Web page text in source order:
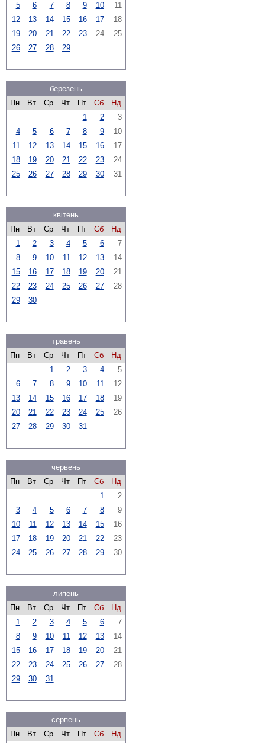
5
6 7 8 9 10
11
12
13 14 15 16 17
18
19
20 21 22 23 24
25
26
27 28 29
березень
Пн
Вт Ср Чт Пт Сб
Нд
1
2
3
4
5 6 7 8 9
10
11
12 13 14 15 16
17
18
19 20 21 22 23
24
25
26 27 28 29 30 31
квітень
Пн
Вт Ср Чт Пт Сб
Нд
1
2 3 4 5 6
7
8
9 10 11 12 13
14
15
16 17 18 19 20
21
22
23 24 25 26 27
28
29
30
травень
Пн
Вт Ср Чт Пт Сб
Нд
1
2 3 4
5
6
7 8 9 10 11
12
13
14 15 16 17 18
19
20
21 22 23 24 25
26
27
28 29 30 31
червень
Пн
Вт Ср Чт Пт Сб
Нд
1
2
3
4 5 6 7 8
9
10
11 12 13 14 15
16
17
18 19 20 21 22
23
24
25 26 27 28 29 30
липень
Пн
Вт Ср Чт Пт Сб
Нд
1
2 3 4 5 6
7
8
9 10 11 12 13
14
15
16 17 18 19 20
21
22
23 24 25 26 27
28
29
30 31
серпень
Пн
Вт Ср Чт Пт Сб
Нд